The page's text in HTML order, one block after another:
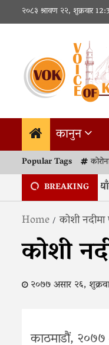
२०८३ श्रावण २२, शुक्रवार
कानुन
Popular Tags
BREAKING
राष्ट्र बैंकले ६० अर्ब
Home कोशी
कोशी
२०७७ असार २६,
काठमाडौं,